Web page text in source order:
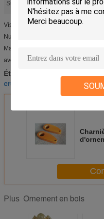
Surligner:
crucifix en bois,
Vis en bois de haute qualité pour le
Numéro de type : DW006
Matériel : Chêne
avec la peinture cutomerized
Étiquettes:
crucifix en bois
Plus Ornement en bois